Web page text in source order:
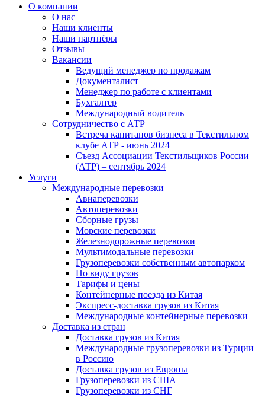
О компании
О нас
Наши клиенты
Наши партнёры
Отзывы
Вакансии
Ведущий менеджер по продажам
Документалист
Менеджер по работе с клиентами
Бухгалтер
Международный водитель
Сотрудничество с АТР
Встреча капитанов бизнеса в Текстильном
клубе АТР - июнь 2024
Съезд Ассоциации Текстильщиков России
(АТР) – сентябрь 2024
Услуги
Международные перевозки
Авиаперевозки
Автоперевозки
Сборные грузы
Морские перевозки
Железнодорожные перевозки
Мультимодальные перевозки
Грузоперевозки собственным автопарком
По виду грузов
Тарифы и цены
Контейнерные поезда из Китая
Экспресс-доставка грузов из Китая
Международные контейнерные перевозки
Доставка из стран
Доставка грузов из Китая
Международные грузоперевозки из Турции
в Россию
Доставка грузов из Европы
Грузоперевозки из США
Грузоперевозки из СНГ